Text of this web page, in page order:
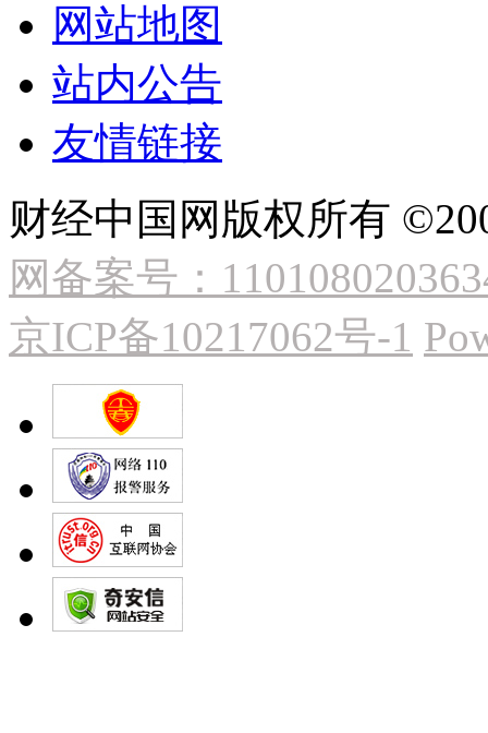
网站地图
站内公告
友情链接
财经中国网版权所有
网备案号：
京ICP备10217062号-1